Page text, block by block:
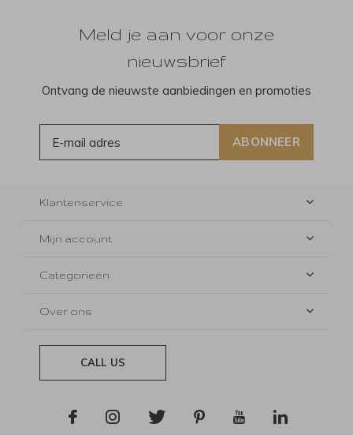
Meld je aan voor onze
nieuwsbrief
Ontvang de nieuwste aanbiedingen en promoties
ABONNEER
Klantenservice
Mijn account
Categorieën
Over ons
CALL US